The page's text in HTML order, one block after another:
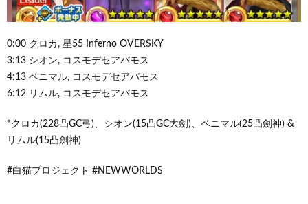
0:00 クロカ, 星55 Inferno OVERSKY
3:13 シオン, コスモデセアバモス
4:13 ベニマル, コスモデセアバモス
6:12 リムル, コスモデセアバモス
*クロカ(228凸GC弓)、シオン(15凸GC大劍)、ベニマル(25凸劍神) &
リムル(15凸劍神)
#白猫プロジェクト #NEWWORLDS